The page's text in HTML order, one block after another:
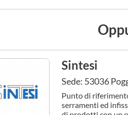
Sintesi
Sede: 53036
Punto di
serramenti ed